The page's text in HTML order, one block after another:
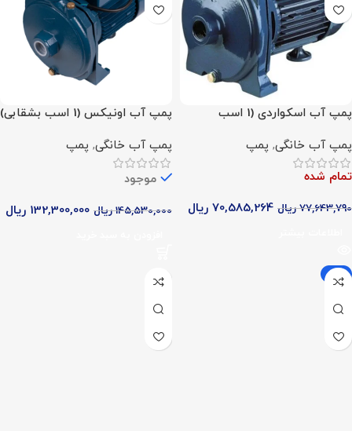
پمپ آب اسکواردی (1 اسب
پمپ آب خانگی, پمپ
تمام شده
77,643,790 ریال 70,585,264 ریال
پمپ آب اونیکس (1 اسب بشقابی)
پمپ آب خانگی, پمپ
موجود
145,530,000 ریال 132,300,000 ریال
-9%